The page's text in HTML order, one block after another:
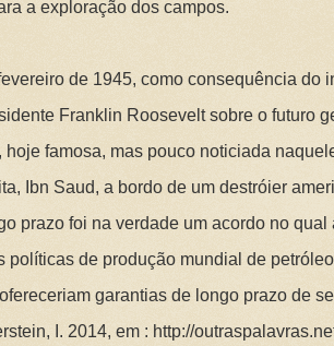
a exploração dos campos.
de 1945, como consequência do
Franklin Roosevelt sobre o futuro
hoje famosa, mas pouco noticiada
Ibn Saud, a bordo de um destróier
prazo foi na verdade um acordo no
políticas de produção mundial de
garantias de longo prazo de
I. 2014, em : http://